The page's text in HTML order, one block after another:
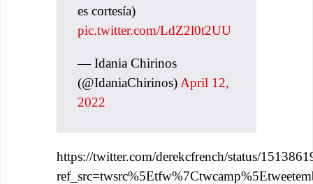
es cortesía)
pic.twitter.com/LdZ2l0t2UU
— Idania Chirinos
(@IdaniaChirinos)April 12,
2022
https://twitter.com/derekcfrench/status/